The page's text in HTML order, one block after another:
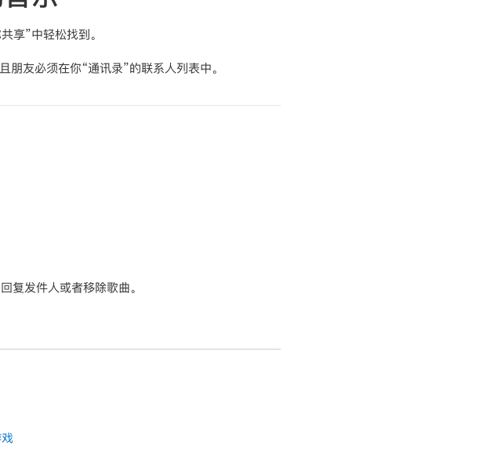
享”中轻松找到。
友必须在你“通讯录”的联系人列表中。
复发件人或者移除歌曲。